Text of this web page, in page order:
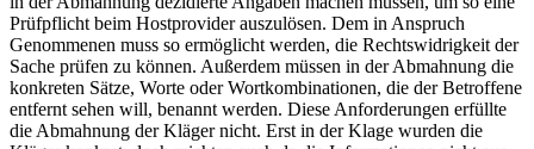
Prüfpflicht beim Hostprovider auszulösen. Dem in Anspruch
Genommenen muss so ermöglicht werden, die Rechtswidrigkeit der
Sache prüfen zu können. Außerdem müssen in der Abmahnung die
konkreten Sätze, Worte oder Wortkombinationen, die der Betroffene
entfernt sehen will, benannt werden. Diese Anforderungen erfüllte
die Abmahnung der Kläger nicht. Erst in der Klage wurden die